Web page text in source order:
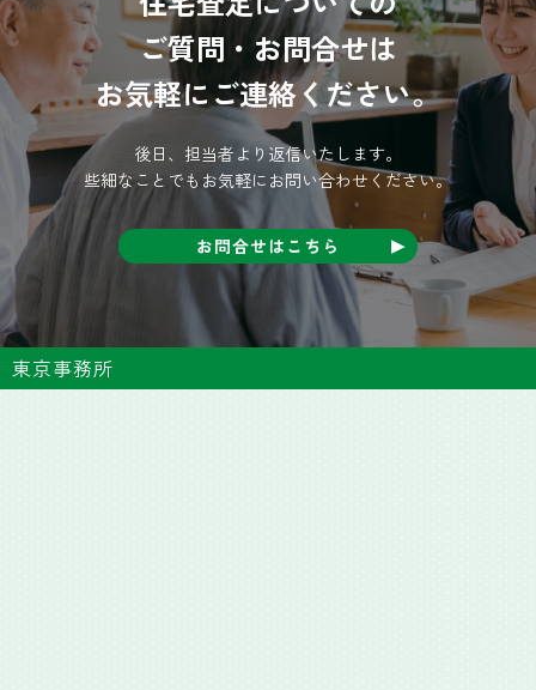
ご質問・お問合せは
お気軽にご連絡ください。
後日、担当者より返信いたします。
些細なことでもお気軽にお問い合わせください。
お問合せはこちら
東京事務所